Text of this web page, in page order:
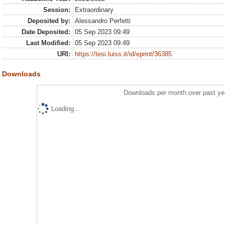
Session:
Extraordinary
Deposited by:
Alessandro Perfetti
Date Deposited:
05 Sep 2023 09:49
Last Modified:
05 Sep 2023 09:49
URI:
https://tesi.luiss.it/id/eprint/36385
Downloads
Downloads per month over past
Loading...